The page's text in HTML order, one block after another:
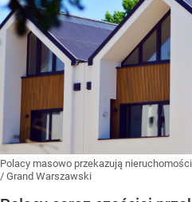
Polacy masowo przekazują
/ Grand Warszawski